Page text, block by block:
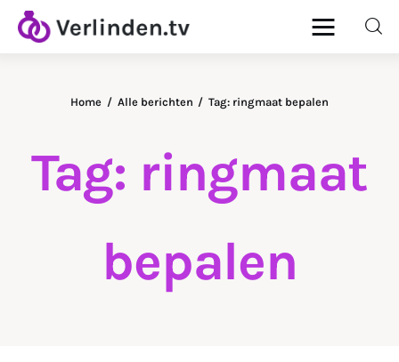
Tag: ringmaat
bepalen
Home Alle berichten Tag: ringmaat bepalen
Diamanten
Horloges